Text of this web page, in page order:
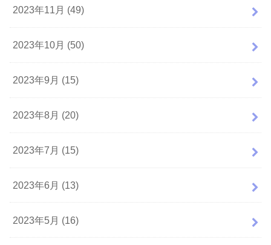
2023年11月 (49)
2023年10月 (50)
2023年9月 (15)
2023年8月 (20)
2023年7月 (15)
2023年6月 (13)
2023年5月 (16)